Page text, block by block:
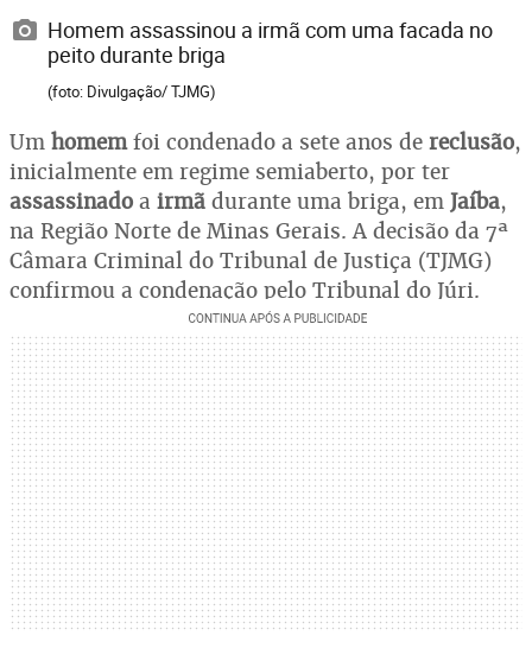
Homem assassinou a irmã com uma facada no
peito durante briga
(foto: Divulgação/ TJMG)
Um homemfoi condenado a sete anos de reclusão,
inicialmente em regime semiaberto, por ter
assassinado a irmã durante uma briga, em Jaíba,
na Região Norte de Minas Gerais. A decisão da 7ª
Câmara Criminal do Tribunal de Justiça (TJMG)
confirmou a condenação pelo Tribunal do Júri.